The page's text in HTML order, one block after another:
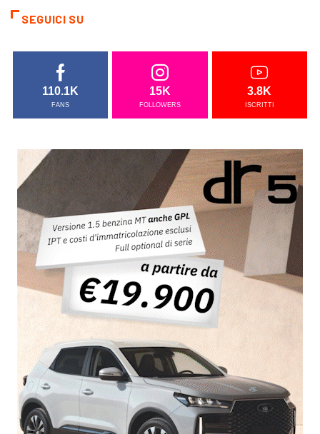
SEGUICI SU
110.1K
FANS
15K
FOLLOWERS
3.8K
ISCRITTI